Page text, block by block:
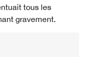
tous les
gravement.